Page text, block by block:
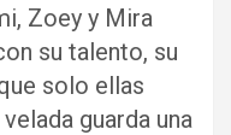
Zoey y Mira
su talento, su
solo ellas
guarda una